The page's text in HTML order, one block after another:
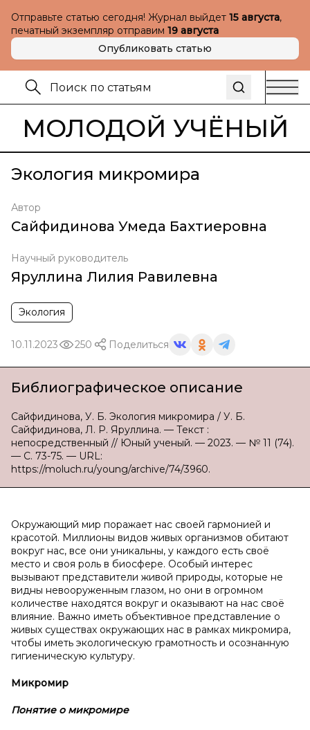
Отправьте статью сегодня! Журнал выйдет 15 августа,
печатный экземпляр отправим 19 августа
Опубликовать статью
МОЛОДОЙ УЧЁНЫЙ
Экология микромира
Автор
Сайфидинова Умеда Бахтиеровна
Научный руководитель
Яруллина Лилия Равилевна
Экология
10.11.2023 250 Поделиться
Библиографическое описание
Сайфидинова, У. Б. Экология микромира / У. Б.
Сайфидинова, Л. Р. Яруллина. — Текст :
непосредственный // Юный ученый. — 2023. — № 11 (74).
— С. 73-75. — URL:
https://moluch.ru/young/archive/74/3960.
Окружающий мир поражает нас своей гармонией и
красотой. Миллионы видов живых организмов обитают
вокруг нас, все они уникальны, у каждого есть своё
место и своя роль в биосфере. Особый интерес
вызывают представители живой природы, которые не
видны невооруженным глазом, но они в огромном
количестве находятся вокруг и оказывают на нас своё
влияние. Важно иметь объективное представление о
живых существах окружающих нас в рамках микромира,
чтобы иметь экологическую грамотность и осознанную
гигиеническую культуру.
Микромир
Понятие о микромире